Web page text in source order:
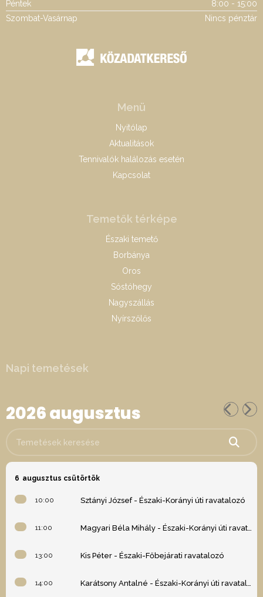
Péntek
8:00 - 15:00
Szombat-Vasárnap
Nincs pénztár
Menü
Nyitólap
Aktualitások
Tennivalók halálozás esetén
Kapcsolat
Temetők térképe
Északi temető
Borbánya
Oros
Sóstóhegy
Nagyszállás
Nyírszőlős
Napi temetések
2026 augusztus
6 augusztus csütörtök
10:00 Sztányi József - Északi-Korányi úti ravatalozó
11:00 Magyari Béla Mihály - Északi-Korányi úti ravatalozó
13:00 Kis Péter - Északi-Főbejárati ravatalozó
14:00 Karátsony Antalné - Északi-Korányi úti ravatalozó